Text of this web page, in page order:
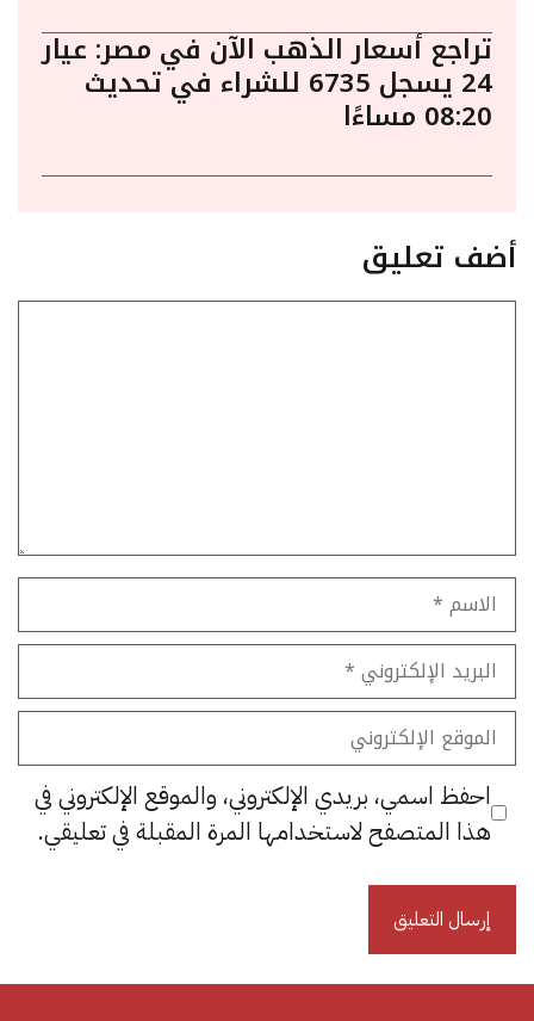
تراجع أسعار الذهب الآن في مصر: عيار
24 يسجل 6735 للشراء في تحديث
08:20 مساءًا
أضف تعليق
الاسم
البريد
الإلكتروني
الموقع
الإلكتروني
احفظ اسمي، بريدي الإلكتروني، والموقع الإلكتروني في
هذا المتصفح لاستخدامها المرة المقبلة في تعليقي.